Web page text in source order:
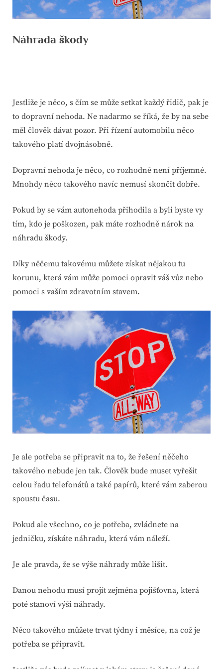
Náhrada škody
Jestliže je něco, s čím se může setkat každý řidič, pak je
to dopravní nehoda. Ne nadarmo se říká, že by na sebe
měl člověk dávat pozor. Při řízení automobilu něco
takového platí dvojnásobně.
Dopravní nehoda je něco, co rozhodně není příjemné.
Mnohdy něco takového navíc nemusí skončit dobře.
Pokud by se vám autonehoda přihodila a byli byste vy
tím, kdo je poškozen, pak máte rozhodně nárok na
náhradu škody.
Díky něčemu takovému můžete získat nějakou tu
korunu, která vám může pomoci opravit váš vůz nebo
pomoci s vaším zdravotním stavem.
Je ale potřeba se připravit na to, že řešení něčeho
takového nebude jen tak. Člověk bude muset vyřešit
celou řadu telefonátů a také papírů, které vám zaberou
spoustu času.
Pokud ale všechno, co je potřeba, zvládnete na
jedničku, získáte náhradu, která vám náleží.
Je ale pravda, že se výše náhrady může lišit.
Danou nehodu musí projít zejména pojišťovna, která
poté stanoví výši náhrady.
Něco takového můžete trvat týdny i měsíce, na což je
potřeba se připravit.